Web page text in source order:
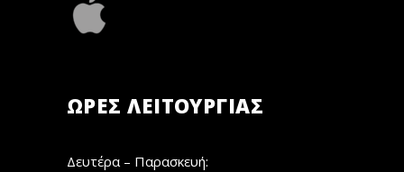
ΏΡΕΣ ΛΕΙΤΟΥΡΓΊΑΣ
Δευτέρα – Παρασκευή: